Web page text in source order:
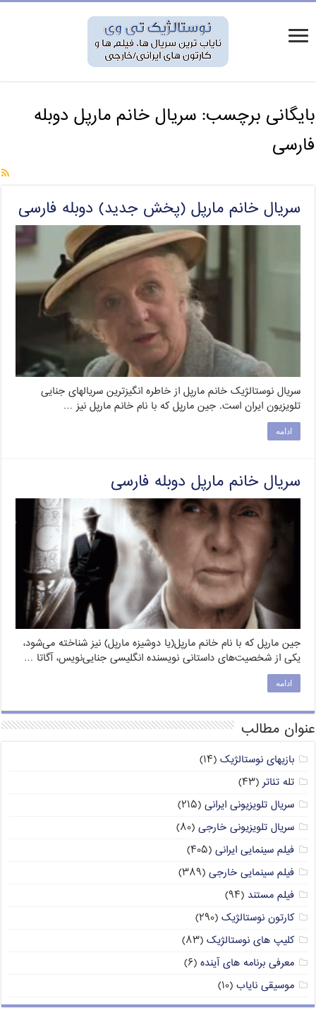
بایگانی برچسب:سریال خانم مارپل دوبله
فارسی
سریال خانم مارپل (پخش جدید) دوبله فارسی
سریال نوستالژیک خانم مارپل از خاطره انگیزترین سریالهای جنایی
تلویزیون ایران است. جین مارپل که با نام خانم مارپل نیز …
ادامه
سریال خانم مارپل دوبله فارسی
جین مارپل که با نام خانم مارپل(یا دوشیزه مارپل)‏ نیز شناخته می‌شود،
یکی از شخصیت‌های داستانی نویسنده انگلیسی جنایی‌نویس، آگاتا …
ادامه
عنوان مطالب
بازیهای نوستالژیک (۱۴)
تله تئاتر(۴۳)
سریال تلویزیونی ایرانی (۲۱۵)
سریال تلویزیونی خارجی (۸۰)
فیلم سینمایی ایرانی (۴۰۵)
فیلم سینمایی خارجی (۳۸۹)
فیلم مستند (۹۴)
کارتون نوستالژیک (۲۹۰)
کلیپ های نوستالژیک (۸۳)
معرفی برنامه های آینده (۶)
موسیقی نایاب (۱۰)